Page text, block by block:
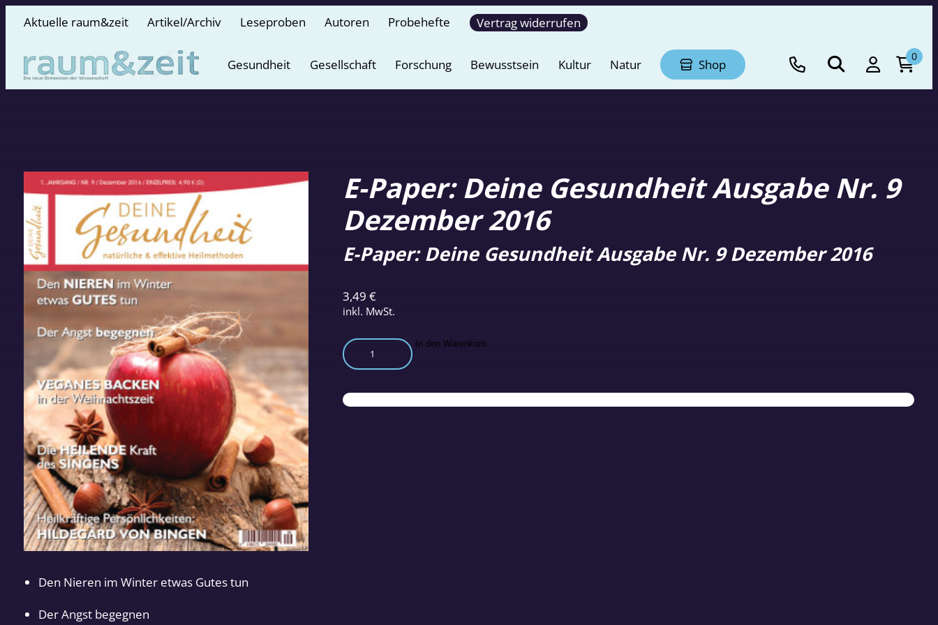
Aktuelle raum&zeit Artikel/Archiv Leseproben Autoren Probehefte Vertrag widerrufen
Gesundheit Gesellschaft Forschung Bewusstsein Kultur Natur Shop
0
E-Paper: Deine Gesundheit Ausgabe Nr. 9
Dezember 2016
3,49 €
inkl. MwSt.
E-Paper: Deine Gesundheit Ausgabe Nr. 9 Dezember 2016
E-
Paper:
Gesundheit
Ausgabe
In den Warenkorb
Den Nieren im Winter etwas Gutes tun
Der Angst begegnen